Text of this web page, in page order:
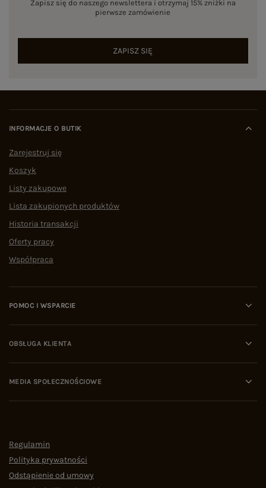
Zapisz się do naszego newslettera i otrzymaj 15% zniżki na
pierwsze zamówienie
ZAPISZ SIĘ
INFORMACJE O BUTIK
Zarejestruj się
Koszyk
Listy zakupowe
Lista zakupionych produktów
Historia transakcji
Oferty pracy
Współpraca
POMOC I WSPARCIE
OBSŁUGA KLIENTA
MEDIA SPOŁECZNOŚCIOWE
Regulamin
Polityka prywatności
Odstąpienie od umowy